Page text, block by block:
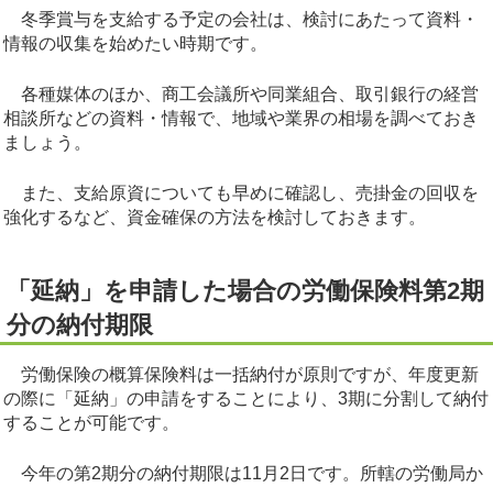
冬季賞与を支給する予定の会社は、検討にあたって資料・
情報の収集を始めたい時期です。
各種媒体のほか、商工会議所や同業組合、取引銀行の経営
相談所などの資料・情報で、地域や業界の相場を調べておき
ましょう。
また、支給原資についても早めに確認し、売掛金の回収を
強化するなど、資金確保の方法を検討しておきます。
「延納」を申請した場合の労働保険料第2期
分の納付期限
労働保険の概算保険料は一括納付が原則ですが、年度更新
の際に「延納」の申請をすることにより、3期に分割して納付
することが可能です。
今年の第2期分の納付期限は11月2日です。所轄の労働局か